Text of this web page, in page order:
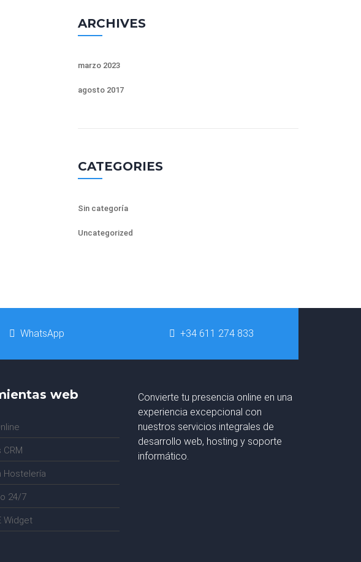
ARCHIVES
marzo 2023
agosto 2017
CATEGORIES
Sin categoría
Uncategorized
WhatsApp +34 611 274 833
web
Hostelería
24/7
Widget
Convierte tu presencia online en una
experiencia excepcional con
nuestros servicios integrales de
desarrollo web, hosting y soporte
informático.